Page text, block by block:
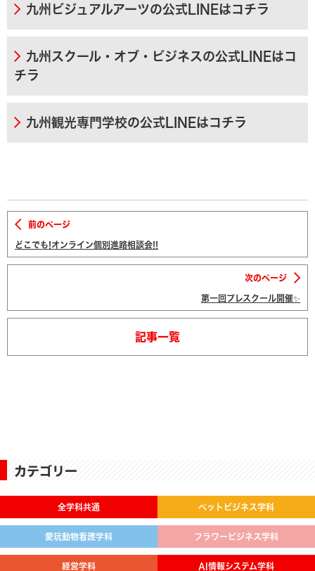
九州ビジュアルアーツの公式LINEはコチラ
九州スクール・オブ・ビジネスの公式LINEはコ
チラ
九州観光専門学校の公式LINEはコチラ
前のページ
どこでも!オンライン個別進路相談会!!
記事一覧
次のページ
第一回プレスクール開催✨
カテゴリー
全学科共通 ペットビジネス学科
愛玩動物看護学科 フラワービジネス学科
経営学科 AI情報システム学科